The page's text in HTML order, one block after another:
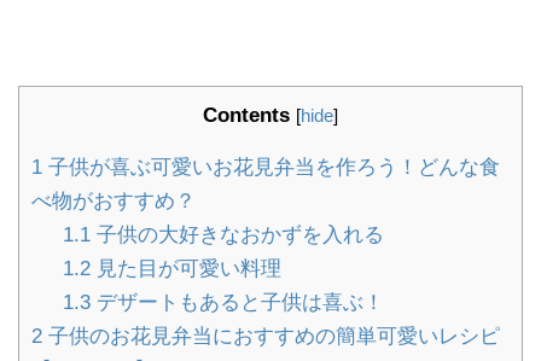
Contents [hide]
1 子供が喜ぶ可愛いお花見弁当を作ろう！どんな食
べ物がおすすめ？
1.1子供の大好きなおかずを入れる
1.2見た目が可愛い料理
1.3デザートもあると子供は喜ぶ！
2 子供のお花見弁当におすすめの簡単可愛いレシピ